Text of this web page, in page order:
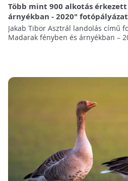
Több mint 900 alkotás
árnyékban - 2020"
Jakab Tibor Asztrál landolás című
Madarak fényben és árnyékban –